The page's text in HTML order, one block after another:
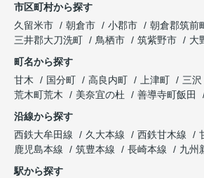
市区町村から探す
久留米市
朝倉市 小郡市 朝倉郡筑前
三井郡大刀洗町
鳥栖市 筑紫野市 大
町名から探す
甘木
国分町 高良内町 上津町 三沢
荒木町荒木
美奈宜の杜 善導寺町飯田
沿線から探す
西鉄大牟田線
久大本線 西鉄甘木線
鹿児島本線
筑豊本線 長崎本線 九州
駅から探す